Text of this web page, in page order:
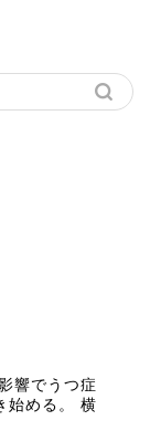
響でうつ症
始める。 横